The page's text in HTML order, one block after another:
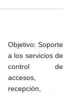
Objetivo: Soporte
a los servicios de
control de
accesos,
recepción,